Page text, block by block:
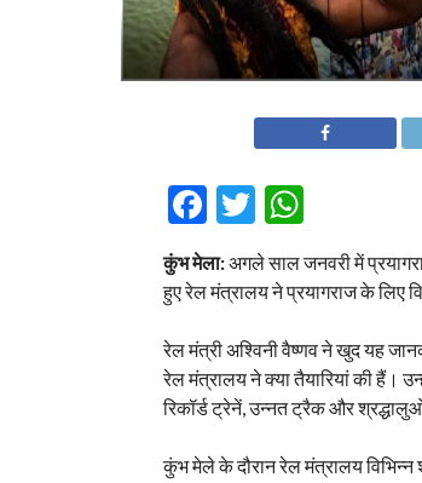
Facebook
Twitter
कुंभ मेला:अगले साल जनवरी में
हुए रेल मंत्रालय ने प्रयागराज के लिए
रेल मंत्री अश्विनी वैष्णव ने खुद यह
रेल मंत्रालय ने क्या तैयारियां की हैं।
रिकॉर्ड ट्रेनें, उन्नत ट्रैक और
कुंभ मेले के दौरान रेल मंत्रालय